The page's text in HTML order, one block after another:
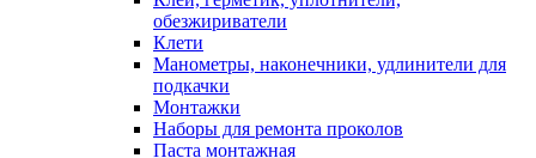
обезжириватели
Клети
Манометры, наконечники, удлинители для
подкачки
Монтажки
Наборы для ремонта проколов
Паста монтажная